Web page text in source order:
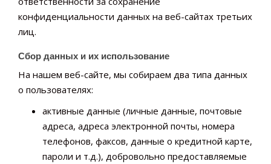
конфиденциальности данных на веб-сайтах третьих
лиц.
Сбор данных и их использование
На нашем веб-сайте, мы собираем два типа данных
о пользователях:
активные данные (личные данные, почтовые
адреса, адреса электронной почты, номера
телефонов, факсов, данные о кредитной карте,
пароли и т.д.), добровольно предоставляемые